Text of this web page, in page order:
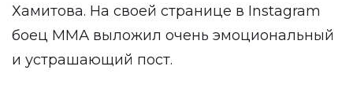
Хамитова. На своей странице в Instagram
боец ММА выложил очень эмоциональный
и устрашающий пост.